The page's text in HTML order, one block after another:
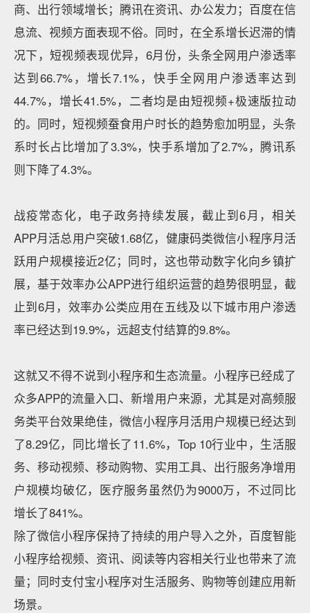
商、出行领域增长；腾讯在资讯、办公发力；百度在信
息流、视频方面表现不俗。同时，在全系增长迟滞的情
况下，短视频表现优异，6月份，头条全网用户渗透率
达到66.7%，增长7.1%，快手全网用户渗透率达到
44.7%，增长41.5%，二者均是由短视频+极速版拉动
的。同时，短视频蚕食用户时长的趋势愈加明显，头条
系时长占比增加了3.3%，快手系增加了2.7%，腾讯系
则下降了4.3%。
战疫常态化，电子政务持续发展，截止到6月，相关
APP月活总用户突破1.68亿，健康码类微信小程序月活
跃用户规模接近2亿；同时，这也带动数字化向乡镇扩
展，基于效率办公APP进行组织运营的趋势很明显，截
止到6月，效率办公类应用在五线及以下城市用户渗透
率已经达到19.9%，远超支付结算的9.8%。
这就又不得不说到小程序和生态流量。小程序已经成了
众多APP的流量入口、新增用户来源，尤其是对高频服
务类平台效果绝佳，微信小程序月活用户规模已经达到
了8.29亿，同比增长了11.6%，Top 10行业中，生活服
务、移动视频、移动购物、实用工具、出行服务净增用
户规模均破亿，医疗服务虽然仍为9000万，不过同比
增长了841%。
除了微信小程序保持了持续的用户导入之外，百度智能
小程序给视频、资讯、阅读等内容相关行业也带来了流
量；同时支付宝小程序对生活服务、购物等创建应用新
场景。